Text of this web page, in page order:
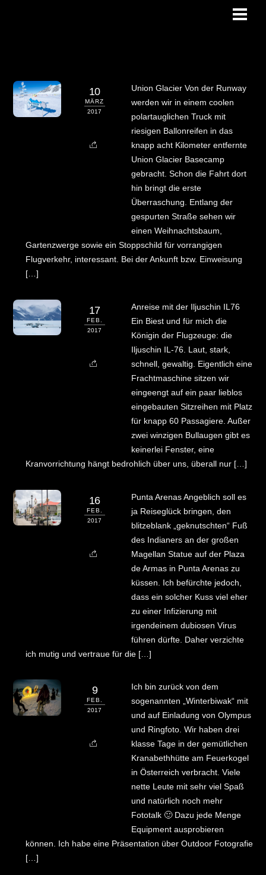
10
MÄRZ
2017
Union Glacier Von der Runway
werden wir in einem coolen
polartauglichen Truck mit
riesigen Ballonreifen in das
knapp acht Kilometer entfernte
Union Glacier Basecamp
gebracht. Schon die Fahrt dort
hin bringt die erste
Überraschung. Entlang der
gespurten Straße sehen wir
einen Weihnachtsbaum,
Gartenzwerge sowie ein Stoppschild für vorrangigen
Flugverkehr, interessant. Bei der Ankunft bzw. Einweisung
[…]
17
FEB.
2017
Anreise mit der Iljuschin IL76
Ein Biest und für mich die
Königin der Flugzeuge: die
Iljuschin IL-76. Laut, stark,
schnell, gewaltig. Eigentlich eine
Frachtmaschine sitzen wir
eingeengt auf ein paar lieblos
eingebauten Sitzreihen mit Platz
für knapp 60 Passagiere. Außer
zwei winzigen Bullaugen gibt es
keinerlei Fenster, eine
Kranvorrichtung hängt bedrohlich über uns, überall nur […]
16
FEB.
2017
Punta Arenas Angeblich soll es
ja Reiseglück bringen, den
blitzeblank „geknutschten“ Fuß
des Indianers an der großen
Magellan Statue auf der Plaza
de Armas in Punta Arenas zu
küssen. Ich befürchte jedoch,
dass ein solcher Kuss viel eher
zu einer Infizierung mit
irgendeinem dubiosen Virus
führen dürfte. Daher verzichte
ich mutig und vertraue für die […]
9
FEB.
2017
Ich bin zurück von dem
sogenannten „Winterbiwak“ mit
und auf Einladung von Olympus
und Ringfoto. Wir haben drei
klasse Tage in der gemütlichen
Kranabethhütte am Feuerkogel
in Österreich verbracht. Viele
nette Leute mit sehr viel Spaß
und natürlich noch mehr
Fototalk 🙂 Dazu jede Menge
Equipment ausprobieren
können. Ich habe eine Präsentation über Outdoor Fotografie
[…]